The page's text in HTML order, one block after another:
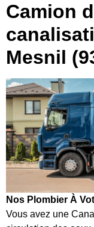
Camion
Mesnil
Nos Plombier À
Vous avez une